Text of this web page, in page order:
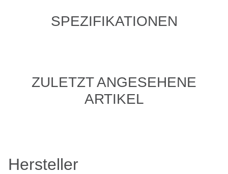
SPEZIFIKATIONEN
ZULETZT ANGESEHENE
ARTIKEL
Hersteller